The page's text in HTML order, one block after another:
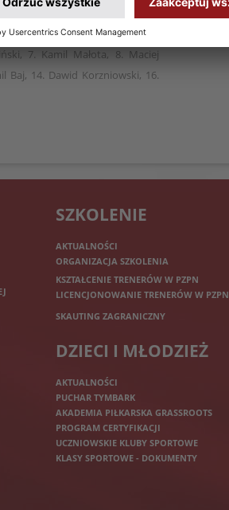
11. Erik Magyarics, 15.
7. Kamil Małota, 8. Maciej
Baj, 14. Dawid Korzniowski, 16.
SZKOLENIE
AKTUALNOŚCI
ORGANIZACJA SZKOLENIA
KSZTAŁCENIE TRENERÓW W PZPN
LICENCJONOWANIE TRENERÓW W PZPN
SKAUTING ZAGRANICZNY
DZIECI I MŁODZIEŻ
AKTUALNOŚCI
PUCHAR TYMBARK
AKADEMIA PIŁKARSKA GRASSROOTS
PROGRAM CERTYFIKACJI
UCZNIOWSKIE KLUBY SPORTOWE
KLASY SPORTOWE - DOKUMENTY